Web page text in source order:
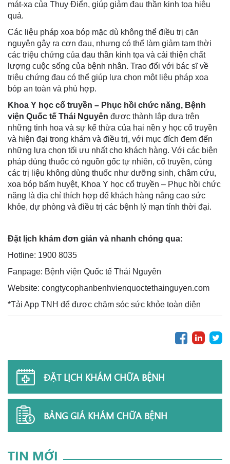
mát-xa của Thụy Điển, giúp giảm đau thần kinh tọa hiệu
quả.
Các liệu pháp xoa bóp mặc dù không thể điều trị căn
nguyên gây ra cơn đau, nhưng có thể làm giảm tạm thời
các triệu chứng của đau thần kinh tọa và cải thiện chất
lượng cuộc sống của bệnh nhân. Trao đổi với bác sĩ về
triệu chứng đau có thể giúp lựa chọn một liệu pháp xoa
bóp an toàn và phù hợp.
Khoa Y học cổ truyền – Phục hồi chức năng, Bệnh
viện Quốc tế Thái Nguyên được thành lập dựa trên
những tinh hoa và sự kế thừa của hai nền y học cổ truyền
và hiện đại trong khám và điều trị, với mục đích đem đến
những lựa chọn tối ưu nhất cho khách hàng. Với các biện
pháp dùng thuốc có nguồn gốc tự nhiên, cổ truyền, cùng
các trị liệu không dùng thuốc như dưỡng sinh, châm cứu,
xoa bóp bấm huyệt, Khoa Y học cổ truyền – Phục hồi chức
năng là địa chỉ thích hợp để khách hàng nâng cao sức
khỏe, dự phòng và điều trị các bệnh lý mạn tính thời đại.
Đặt lịch khám đơn giản và nhanh chóng qua:
Hotline: 1900 8035
Fanpage: Bệnh viện Quốc tế Thái Nguyên
Website: congtycophanbenhvienquoctethainguyen.com
*Tải App TNH để được chăm sóc sức khỏe toàn diện
ĐẶT LỊCH KHÁM CHỮA BỆNH
BẢNG GIÁ KHÁM CHỮA BỆNH
TIN MỚI